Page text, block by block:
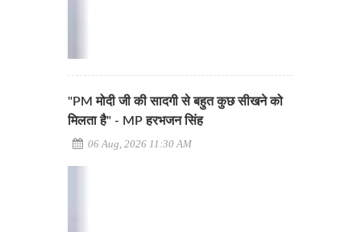
"PM मोदी जी की सादगी से बहुत कुछ सीखने को
मिलता है" - MP हरभजन सिंह
06 Aug, 2026 11:30 AM